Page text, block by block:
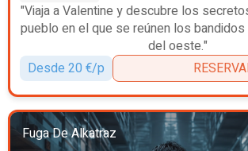
"Viaja a Valentine y descubre los
pueblo en el que se reúnen los
del oeste."
Desde 20 €/p
Fuga De Alkatraz